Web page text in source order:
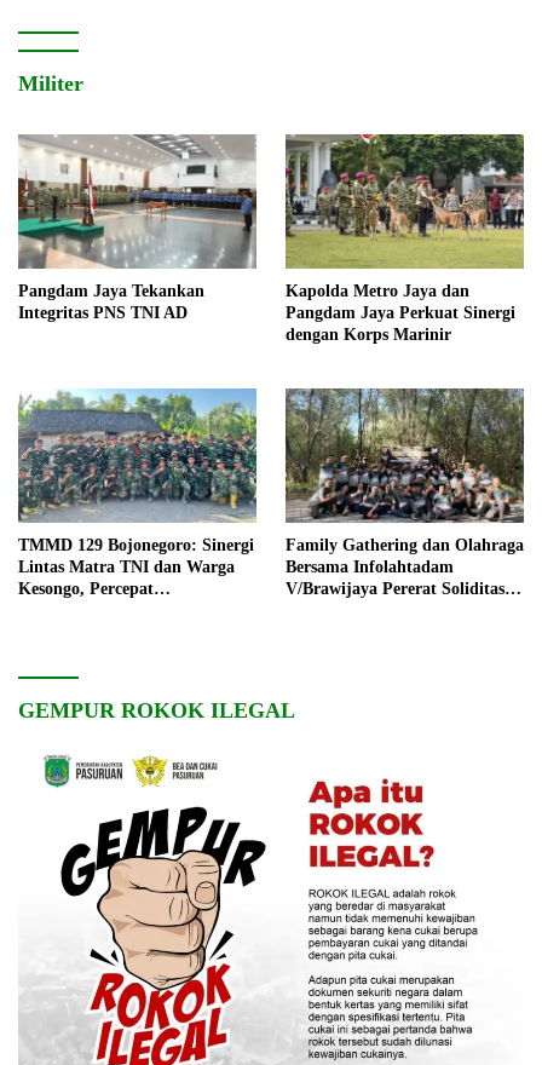
Militer
Pangdam Jaya Tekankan
Integritas PNS TNI AD
Kapolda Metro Jaya dan
Pangdam Jaya Perkuat Sinergi
dengan Korps Marinir
TMMD 129 Bojonegoro: Sinergi
Lintas Matra TNI dan Warga
Kesongo, Percepat
Family Gathering dan Olahraga
Bersama Infolahtadam
V/Brawijaya Pererat Soliditas
GEMPUR ROKOK ILEGAL